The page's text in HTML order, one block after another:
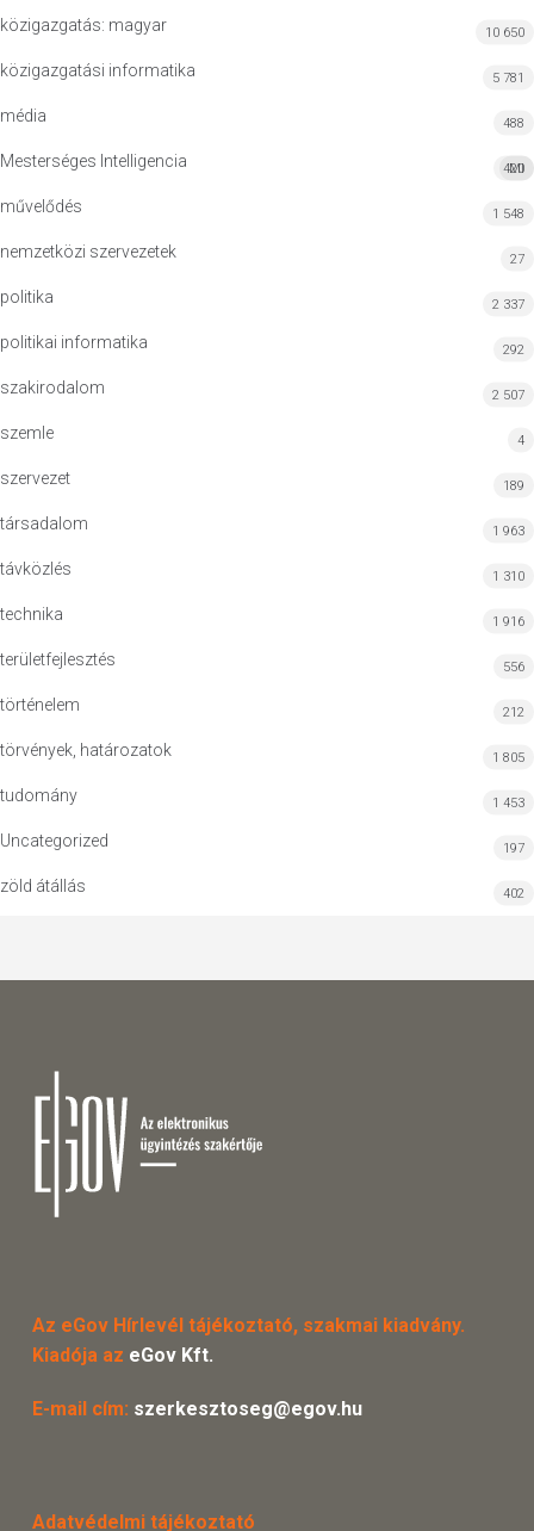
közigazgatás: magyar 10 650
közigazgatási informatika 5 781
média 488
Mesterséges Intelligencia MI
420
művelődés 1 548
nemzetközi szervezetek 27
politika 2 337
politikai informatika 292
szakirodalom 2 507
szemle 4
szervezet 189
társadalom 1 963
távközlés 1 310
technika 1 916
területfejlesztés 556
történelem 212
törvények, határozatok 1 805
tudomány 1 453
Uncategorized 197
zöld átállás 402
Az eGov Hírlevél tájékoztató, szakmai kiadvány.
Kiadója az eGov Kft.
E-mail cím: szerkesztoseg@egov.hu
Adatvédelmi tájékoztató